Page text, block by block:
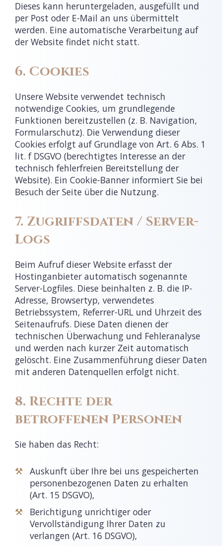
Dieses kann heruntergeladen, ausgefüllt und
per Post oder E-Mail an uns übermittelt
werden. Eine automatische Verarbeitung auf
der Website findet nicht statt.
6. Cookies
Unsere Website verwendet technisch
notwendige Cookies, um grundlegende
Funktionen bereitzustellen (z. B. Navigation,
Formularschutz). Die Verwendung dieser
Cookies erfolgt auf Grundlage von Art. 6 Abs. 1
lit. f DSGVO (berechtigtes Interesse an der
technisch fehlerfreien Bereitstellung der
Website). Ein Cookie-Banner informiert Sie bei
Besuch der Seite über die Nutzung.
7. Zugriffsdaten / Server-
Logs
Beim Aufruf dieser Website erfasst der
Hostinganbieter automatisch sogenannte
Server-Logfiles. Diese beinhalten z. B. die IP-
Adresse, Browsertyp, verwendetes
Betriebssystem, Referrer-URL und Uhrzeit des
Seitenaufrufs. Diese Daten dienen der
technischen Überwachung und Fehleranalyse
und werden nach kurzer Zeit automatisch
gelöscht. Eine Zusammenführung dieser Daten
mit anderen Datenquellen erfolgt nicht.
8. Rechte der
betroffenen Personen
Sie haben das Recht:
Auskunft über Ihre bei uns gespeicherten
personenbezogenen Daten zu erhalten
(Art. 15 DSGVO),
Berichtigung unrichtiger oder
Vervollständigung Ihrer Daten zu
verlangen (Art. 16 DSGVO),